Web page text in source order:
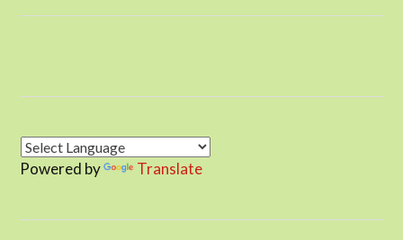
Powered by Translate